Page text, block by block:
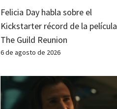
Felicia Day habla sobre el
Kickstarter récord de la película
The Guild Reunion
6 de agosto de 2026